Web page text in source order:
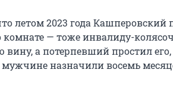
летом 2023 года Кашперовский
комнате — тоже инвалиду-
вину, а потерпевший простил
назначили восемь